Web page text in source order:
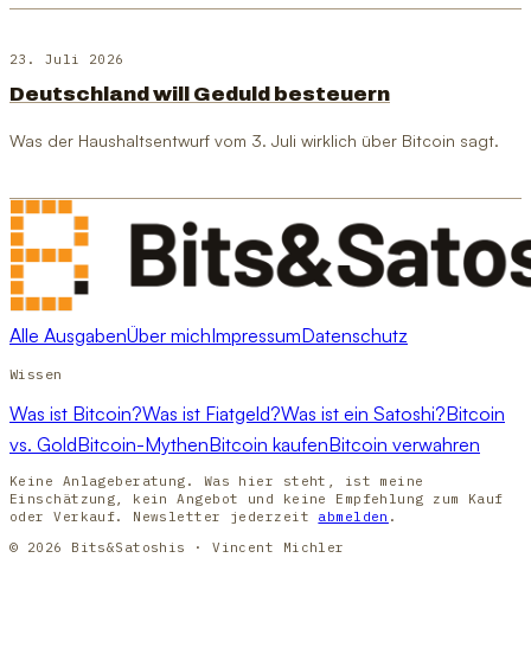
23. Juli 2026
Deutschland will Geduld besteuern
Was der Haushaltsentwurf vom 3. Juli wirklich über Bitcoin sagt.
Alle AusgabenÜber michImpressumDatenschutz
Wissen
Was ist Bitcoin?Was ist Fiatgeld?Was ist ein Satoshi?Bitcoin
vs. GoldBitcoin-MythenBitcoin kaufenBitcoin verwahren
Keine Anlageberatung. Was hier steht, ist meine
Einschätzung, kein Angebot und keine Empfehlung zum Kauf
oder Verkauf. Newsletter jederzeit abmelden .
© 2026 Bits&Satoshis · Vincent Michler